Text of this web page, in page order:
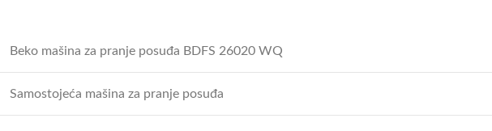
Beko mašina za pranje posuđa BDFS 26020 WQ
Samostojeća mašina za pranje posuđa